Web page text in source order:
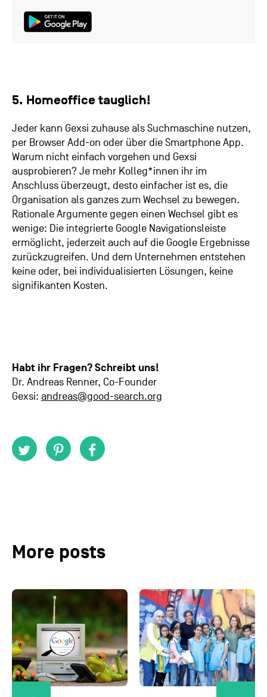
5. Homeoffice tauglich!
Jeder kann Gexsi zuhause als Suchmaschine nutzen,
per Browser Add-on oder über die Smartphone App.
Warum nicht einfach vorgehen und Gexsi
ausprobieren? Je mehr Kolleg*innen ihr im
Anschluss überzeugt, desto einfacher ist es, die
Organisation als ganzes zum Wechsel zu bewegen.
Rationale Argumente gegen einen Wechsel gibt es
wenige: Die integrierte Google Navigationsleiste
ermöglicht, jederzeit auch auf die Google Ergebnisse
zurückzugreifen. Und dem Unternehmen entstehen
keine oder, bei individualisierten Lösungen, keine
signifikanten Kosten.
Habt ihr Fragen? Schreibt uns!
Dr. Andreas Renner, Co-Founder
Gexsi: andreas@good-search.org
More posts